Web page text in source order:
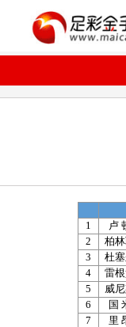
1
卢
2
柏
3
杜
4
雷
5
威
6
国
7
里